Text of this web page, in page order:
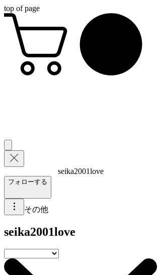
top of page
seika2001love
フォローする
その他
seika2001love